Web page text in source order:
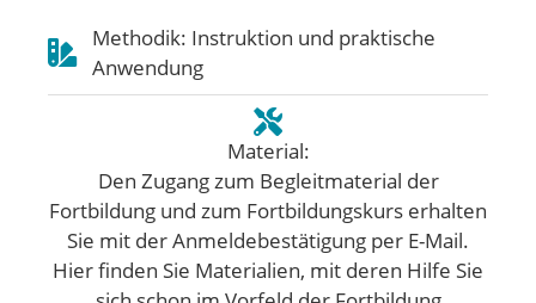
Methodik: Instruktion und praktische
Anwendung
Material:
Den Zugang zum Begleitmaterial der
Fortbildung und zum Fortbildungskurs erhalten
Sie mit der Anmeldebestätigung per E-Mail.
Hier finden Sie Materialien, mit deren Hilfe Sie